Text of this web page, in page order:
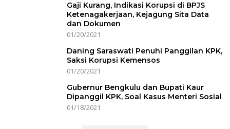
Gaji Kurang, Indikasi Korupsi di BPJS
Ketenagakerjaan, Kejagung Sita Data
dan Dokumen
01/20/2021
Daning Saraswati Penuhi Panggilan KPK,
Saksi Korupsi Kemensos
01/20/2021
Gubernur Bengkulu dan Bupati Kaur
Dipanggil KPK, Soal Kasus Menteri Sosial
01/18/2021